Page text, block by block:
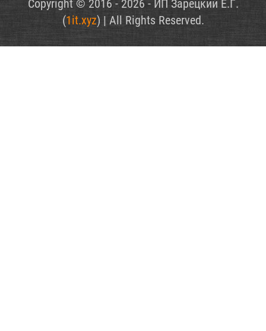
Copyright © 2016 - 2026 - ИП Зарецкий Е.Г.
(1it.xyz) | All Rights Reserved.